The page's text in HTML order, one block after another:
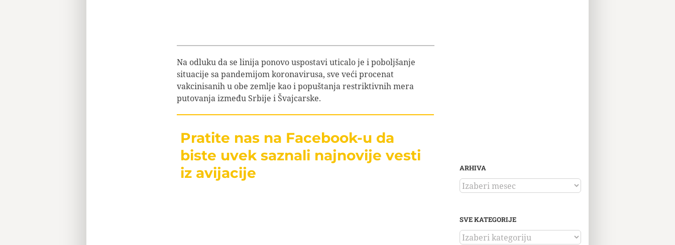
Na odluku da se linija ponovo uspostavi uticalo je i poboljšanje
situacije sa pandemijom koronavirusa, sve veći procenat
vakcinisanih u obe zemlje kao i popuštanja restriktivnih mera
putovanja između Srbije i Švajcarske.
Pratite nas na Facebook-u da
biste uvek saznali najnovije vesti
iz avijacije
ARHIVA
ARHIVA
SVE KATEGORIJE
SVE